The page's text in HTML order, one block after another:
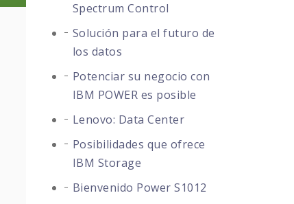
Spectrum Control
Solución para el futuro de
los datos
Potenciar su negocio con
IBM POWER es posible
Lenovo: Data Center
Posibilidades que ofrece
IBM Storage
Bienvenido Power S1012